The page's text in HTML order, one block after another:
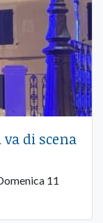
va di scena
11